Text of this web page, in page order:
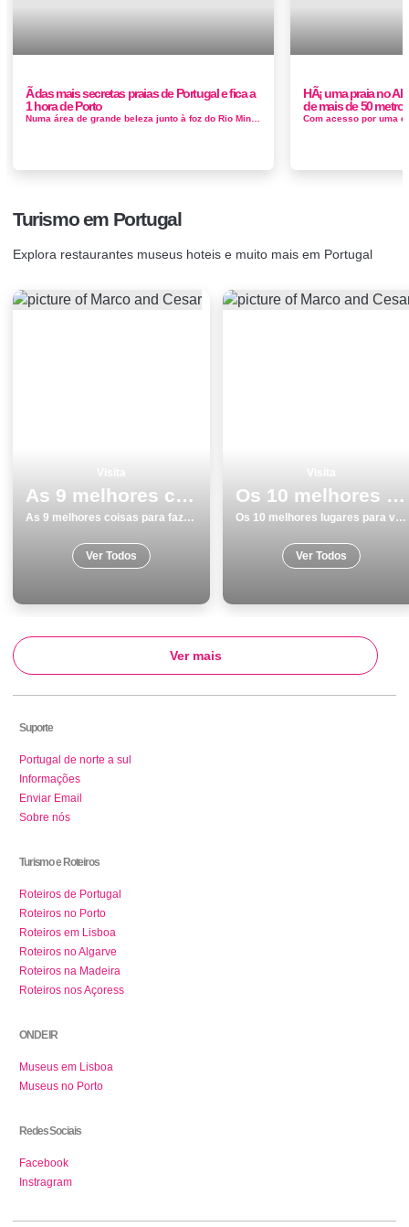
Ã das mais secretas praias de Portugal e fica a
1 hora de Porto
Numa área de grande beleza junto à foz do Rio Minho, rodeada pelo pinhal da Mata Nacional do Camarido, a Praia de Caminha ou Praia do Ca...
HÃ¡ uma praia no
de mais de 50
Turismo em Portugal
Explora restaurantes museus hoteis e muito mais em Portugal
As 9 melhores coisas para fazer e visitar em Vila do Conde
As 9 melhores coisas para fazer e visitar em Vila do Conde
Ver Todos
Os 10 melhores lugares para visitar em PÃ³voa de Varzim
Os 10 melhores lugares para visitar em PÃ³voa de Varzim
Ver Todos
Ver mais
Suporte
Portugal de norte a sul
Informações
Enviar Email
Sobre nós
Turismo e Roteiros
Roteiros de Portugal
Roteiros no Porto
Roteiros em Lisboa
Roteiros no Algarve
Roteiros na Madeira
Roteiros nos Açoress
ONDE IR
Museus em Lisboa
Museus no Porto
Redes Sociais
Facebook
Instragram